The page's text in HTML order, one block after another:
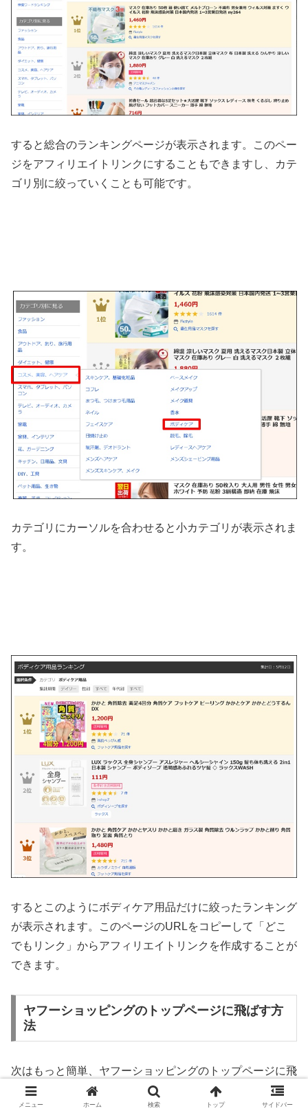
すると総合のランキングページが表示されます。このペー
ジをアフィリエイトリンクにすることもできますし、カテ
ゴリ別に絞っていくことも可能です。
カテゴリにカーソルを合わせると小カテゴリが表示されま
す。
するとこのようにボディケア用品だけに絞ったランキング
が表示されます。このページのURLをコピーして「どこ
でもリンク」からアフィリエイトリンクを作成することが
できます。
ヤフーショッピングのトップページに飛ばす方
法
次はもっと簡単、ヤフーショッピングのトップページに飛
ばす方法です。これは通常のプロモーションと同じでバナ
ー、もしくはテキストリンクを取得してペタっと貼るだけ
メニュー ホーム 検索 トップ サイドバー